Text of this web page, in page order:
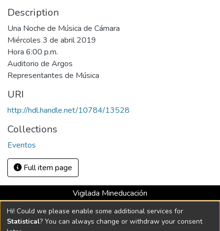
Description
Una Noche de Música de Cámara
Miércoles 3 de abril 2019
Hora 6:00 p.m.
Auditorio de Argos
Representantes de Música
URI
http://hdl.handle.net/10784/13528
Collections
Eventos
Full item page
Vigilada Mineducación
Universidad con Acreditación Institucional hasta 2026 -
Resolución MEN 2158 de 2018
Hi! Could we please enable some additional services for
Statistical? You can always change or withdraw your consent